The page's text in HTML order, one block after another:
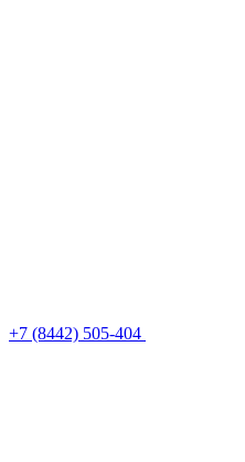
+7 (8442) 505-404